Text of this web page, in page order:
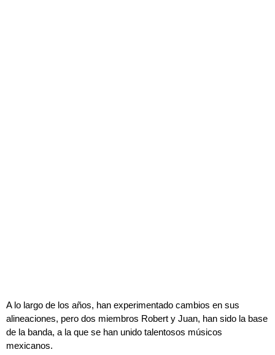
A lo largo de los años, han experimentado cambios en sus
alineaciones, pero dos miembros Robert y Juan, han sido la base
de la banda, a la que se han unido talentosos músicos
mexicanos.